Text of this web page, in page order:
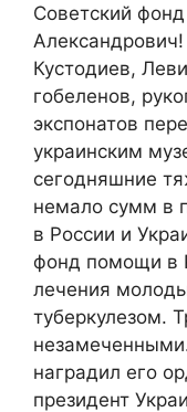
Советский
Кустодиев,
гобеленов,
экспонатов
украинским
сегодняшние
немало сумм в
в России и
фонд помощи в
лечения
туберкулезом.
наградил его
президент